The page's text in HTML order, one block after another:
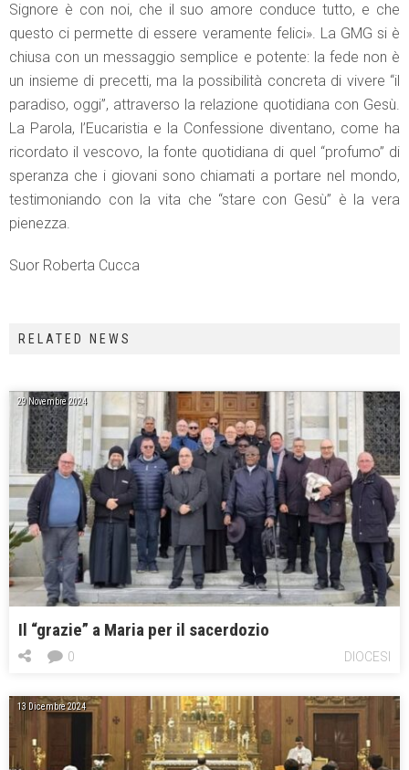
Signore è con noi, che il suo amore conduce tutto, e che
questo ci permette di essere veramente felici». La GMG si è
chiusa con un messaggio semplice e potente: la fede non è
un insieme di precetti, ma la possibilità concreta di vivere “il
paradiso, oggi”, attraverso la relazione quotidiana con Gesù.
La Parola, l’Eucaristia e la Confessione diventano, come ha
ricordato il vescovo, la fonte quotidiana di quel “profumo” di
speranza che i giovani sono chiamati a portare nel mondo,
testimoniando con la vita che “stare con Gesù” è la vera
pienezza.
Suor Roberta Cucca
RELATED NEWS
29 Novembre 2024
Il “grazie” a Maria per il sacerdozio
DIOCESI
0
13 Dicembre 2024